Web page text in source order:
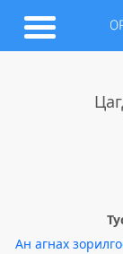
Ан агнах